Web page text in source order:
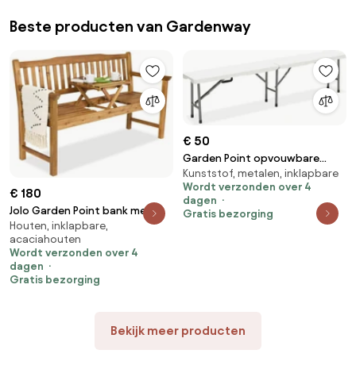
Beste producten van Gardenway
€ 180
Jolo Garden Point bank met
acaciahouten tafel
Houten, inklapbare,
acaciahouten
Wordt verzonden over 4
dagen
Gratis bezorging
€ 50
Garden Point opvouwbare
horeca bank 180 cm
Kunststof, metalen, inklapbare
Wordt verzonden over 4
dagen
Gratis bezorging
Bekijk meer producten